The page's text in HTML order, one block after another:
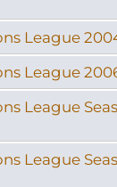
League
League
League
League